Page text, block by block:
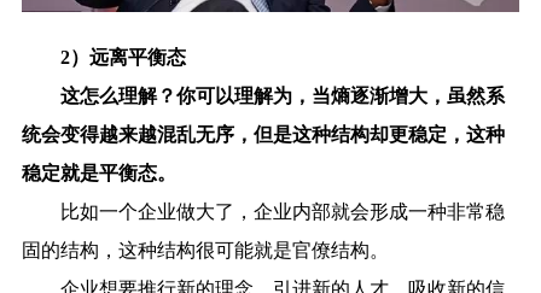
2）远离平衡态
这怎么理解？你可以理解为，当熵逐渐增大，虽然系
统会变得越来越混乱无序，但是这种结构却更稳定，这种
稳定就是平衡态。
比如一个企业做大了，企业内部就会形成一种非常稳
固的结构，这种结构很可能就是官僚结构。